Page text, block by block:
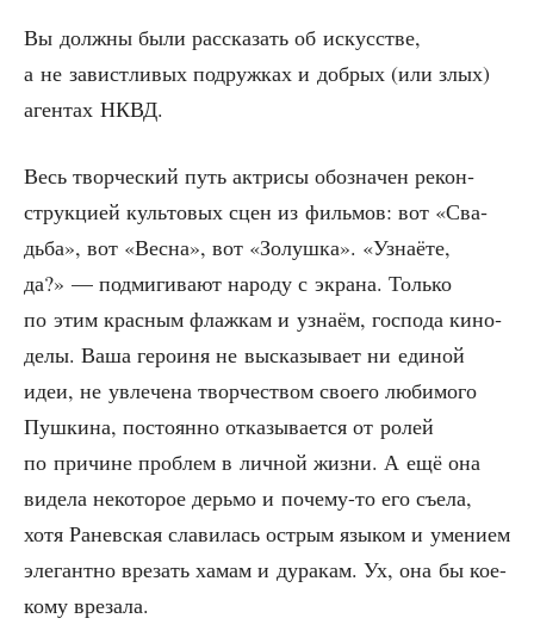
Вы долж­ны были рас­ска­зать об искус­стве,
а не завист­ли­вых подруж­ках и доб­рых (или злых)
аген­тах НКВД.
Весь твор­че­ский путь актри­сы обо­зна­чен рекон­
струк­ци­ей куль­то­вых сцен из филь­мов: вот «Сва­
дьба», вот «Вес­на», вот «Золуш­ка». «Узна­ё­те,
да?» — под­ми­ги­ва­ют наро­ду с экра­на. Толь­ко
по этим крас­ным флаж­кам и узна­ём, гос­по­да кино­
де­лы. Ваша геро­и­ня не выска­зы­ва­ет ни еди­ной
идеи, не увле­че­на твор­че­ством сво­е­го люби­мо­го
Пуш­ки­на, посто­ян­но отка­зы­ва­ет­ся от ролей
по при­чине про­блем в лич­ной жиз­ни. А ещё она
виде­ла неко­то­рое дерь­мо и поче­му-то его съе­ла,
хотя Ранев­ская сла­ви­лась ост­рым язы­ком и уме­ни­ем
эле­гант­но вре­зать хамам и дура­кам. Ух, она бы кое-
кому врезала.